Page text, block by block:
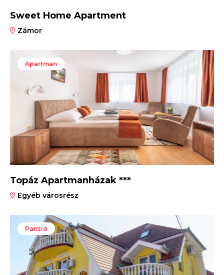
Sweet Home Apartment
Zámor
Apartman
Topáz Apartmanházak ***
Egyéb városrész
Panzió